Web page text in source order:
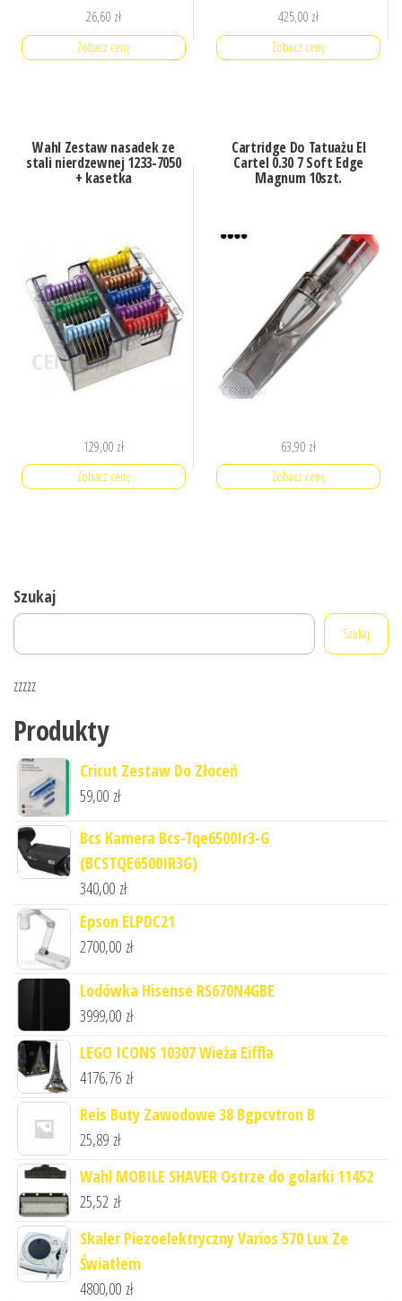
26,60 zł
Zobacz cenę
425,00 zł
Zobacz cenę
Wahl Zestaw nasadek ze
stali nierdzewnej 1233-7050
+ kasetka
129,00 zł
Zobacz cenę
Cartridge Do Tatuażu El
Cartel 0.30 7 Soft Edge
Magnum 10szt.
63,90 zł
Zobacz cenę
Szukaj
Szukaj
zzzzz
Produkty
Cricut Zestaw Do Złoceń
59,00 zł
Bcs Kamera Bcs-Tqe6500Ir3-G
(BCSTQE6500IR3G)
340,00 zł
Epson ELPDC21
2700,00 zł
Lodówka Hisense RS670N4GBE
3999,00 zł
LEGO ICONS 10307 Wieża Eiffla
4176,76 zł
Reis Buty Zawodowe 38 Bgpcvtron B
25,89 zł
Wahl MOBILE SHAVER Ostrze do golarki 11452
25,52 zł
Skaler Piezoelektryczny Varios 570 Lux Ze
Światłem
4800,00 zł